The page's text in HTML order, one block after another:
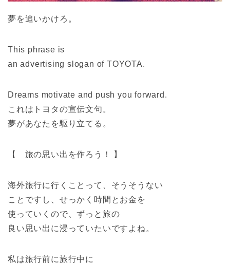
夢を追いかけろ。
This phrase is
an advertising slogan of TOYOTA.
Dreams motivate and push you forward.
これはトヨタの宣伝文句。
夢があなたを駆り立てる。
【 旅の思い出を作ろう！ 】
海外旅行に行くことって、そうそうない
ことですし、せっかく時間とお金を
使っていくので、ずっと旅の
良い思い出に浸っていたいですよね。
私は旅行前に旅行中に